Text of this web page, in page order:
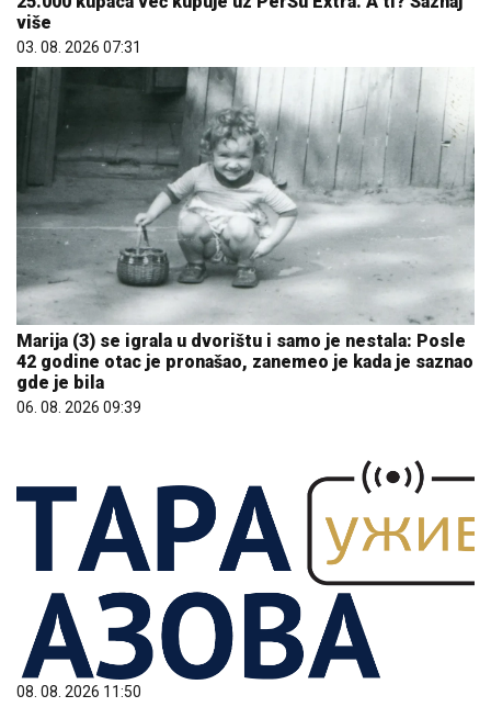
više
03. 08. 2026 07:31
Marija (3) se igrala u dvorištu i samo je nestala: Posle
42 godine otac je pronašao, zanemeo je kada je saznao
gde je bila
06. 08. 2026 09:39
08. 08. 2026 11:50